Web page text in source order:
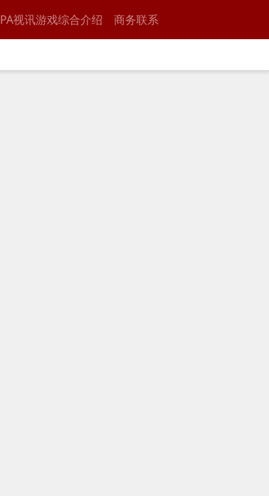
PA视讯游戏综合介绍 商务联系